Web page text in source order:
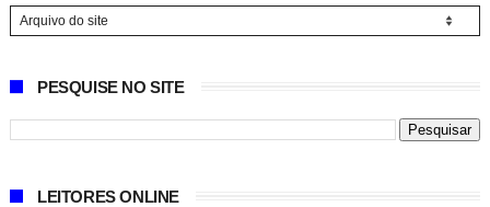
PESQUISE NO SITE
LEITORES ONLINE